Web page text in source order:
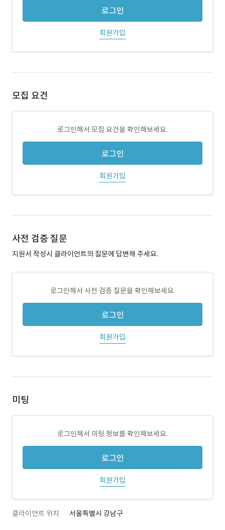
로그인
회원가입
모집 요건
로그인해서 모집 요건을 확인해보세요.
로그인
회원가입
사전 검증 질문
지원서 작성시 클라이언트의 질문에 답변해 주세요.
로그인해서 사전 검증 질문을 확인해보세요.
로그인
회원가입
미팅
로그인해서 미팅 정보를 확인해보세요.
로그인
회원가입
클라이언트 위치 서울특별시 강남구